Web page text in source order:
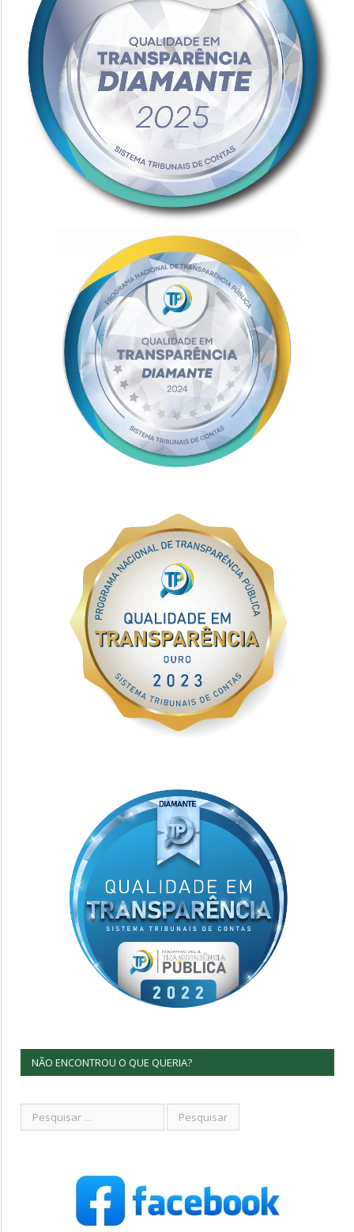
NÃO ENCONTROU O QUE QUERIA?